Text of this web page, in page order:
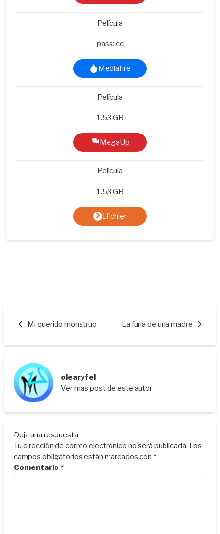
Película
pass: cc
Mediafire
Película
1.53 GB
MegaUp
Película
1.53 GB
1fichier
Mi querido monstruo La furia de una madre
olearyfel
Ver mas post de este autor
Deja una respuesta
Tu dirección de correo electrónico no será publicada. Los
campos obligatorios están marcados con *
Comentario *